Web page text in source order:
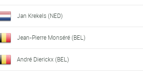
Jan Krekels (NED)
Jean-Pierre Monséré (BEL)
André Dierickx (BEL)